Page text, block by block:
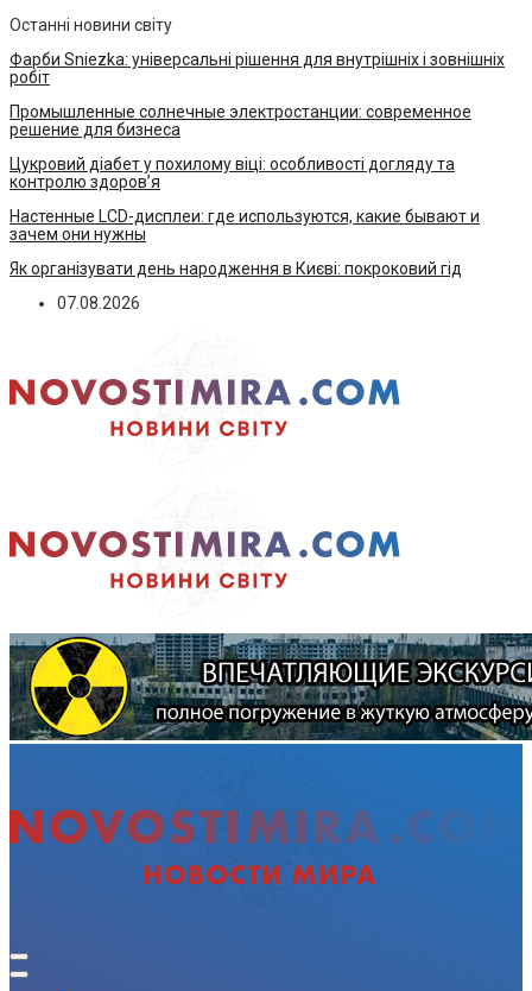
Останні новини світу
Фарби Sniezka: універсальні рішення для внутрішніх і зовнішніх
робіт
Промышленные солнечные электростанции: современное
решение для бизнеса
Цукровий діабет у похилому віці: особливості догляду та
контролю здоров’я
Настенные LCD-дисплеи: где используются, какие бывают и
зачем они нужны
Як організувати день народження в Києві: покроковий гід
07.08.2026